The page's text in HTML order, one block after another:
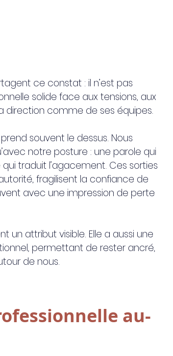
ce constat : il n’est pas
solide face aux tensions, aux
direction comme de ses équipes.
souvent le dessus. Nous
notre posture : une parole qui
traduit l’agacement. Ces sorties
fragilisent la confiance de
avec une impression de perte
un attribut visible. Elle a aussi une
permettant de rester ancré,
de nous.
au-